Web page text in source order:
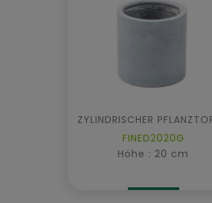
FINED2020G
Höhe : 20 cm